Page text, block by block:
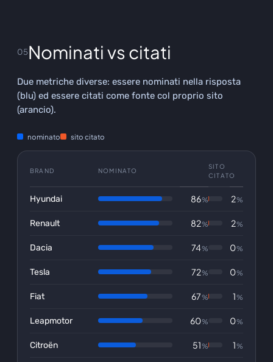
05Nominati vs citati
Due metriche diverse: essere nominati nella risposta
(blu) ed essere citati come fonte col proprio sito
(arancio).
nominato sito citato
BRAND NOMINATO
SITO
CITATO
Hyundai 86% 2%
Renault 82% 2%
Dacia 74% 0%
Tesla 72% 0%
Fiat 67% 1%
Leapmotor 60% 0%
Citroën 51% 1%